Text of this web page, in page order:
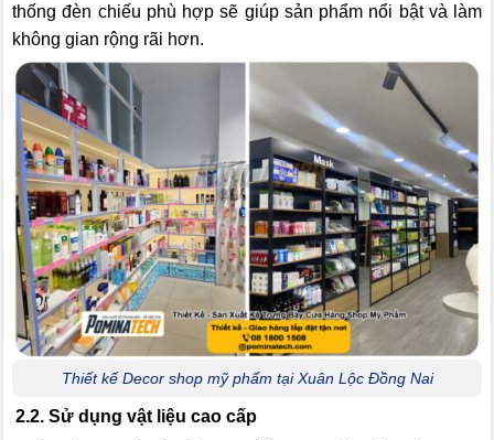
thống đèn chiếu phù hợp sẽ giúp sản phẩm nổi bật và làm
không gian rộng rãi hơn.
Thiết kế Decor shop mỹ phẩm tại Xuân Lộc Đồng Nai
2.2. Sử dụng vật liệu cao cấp